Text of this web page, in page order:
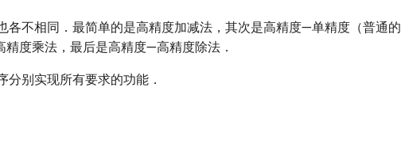
各不相同．最简单的是高精度加减法，其次是高精度—单精度（普通的
度乘法，最后是高精度—高精度除法．
分别实现所有要求的功能．